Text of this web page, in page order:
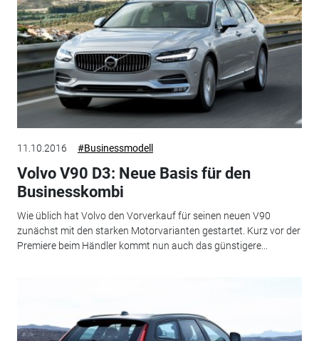
11.10.2016 #Businessmodell
Volvo V90 D3: Neue Basis für den
Businesskombi
Wie üblich hat Volvo den Vorverkauf für seinen neuen V90
zunächst mit den starken Motorvarianten gestartet. Kurz vor der
Premiere beim Händler kommt nun auch das günstigere...